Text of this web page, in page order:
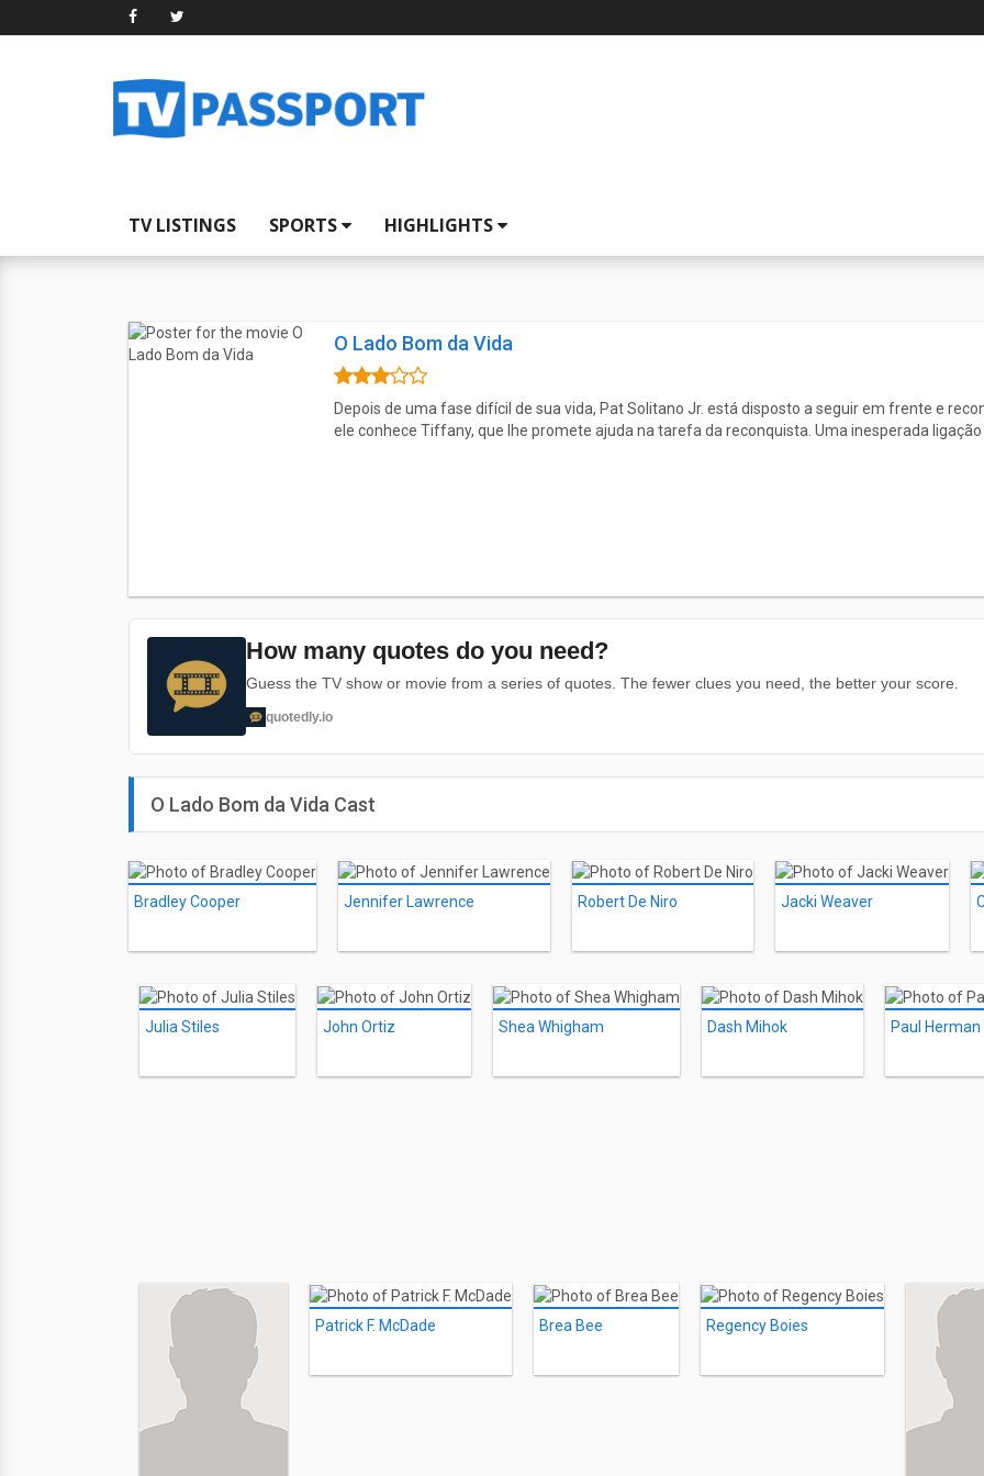
TV LISTINGS SPORTS HIGHLIGHTS
O Lado Bom da Vida
Depois de uma fase difícil de sua vida, Pat Solitano Jr. está disposto a seguir em frente e
ele conhece Tiffany, que lhe promete ajuda na tarefa da reconquista. Uma inesperada
How many quotes do you need?
Guess the TV show or movie from a series of quotes. The fewer clues you need, the better your score.
quotedly.io
O Lado Bom da Vida Cast
Bradley Cooper Jennifer Lawrence Robert De Niro Jacki Weaver
Julia Stiles John Ortiz Shea Whigham Dash Mihok Paul Herman
Patrick F. McDade Brea Bee Regency Boies